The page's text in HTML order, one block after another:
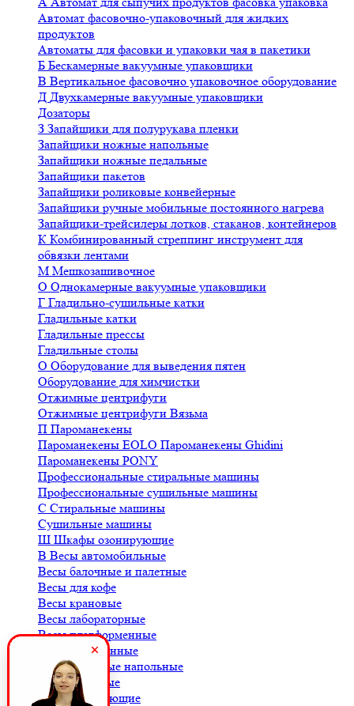
Автомат фасовочно-упаковочный для жидких
продуктов
Автоматы для фасовки и упаковки чая в пакетики
Б Бескамерные вакуумные упаковщики
В Вертикальное фасовочно упаковочное оборудование
Д Двухкамерные вакуумные упаковщики
Дозаторы
З Запайщики для полурукава пленки
Запайщики ножные напольные
Запайщики ножные педальные
Запайщики пакетов
Запайщики роликовые конвейерные
Запайщики ручные мобильные постоянного нагрева
Запайщики-трейсилеры лотков, стаканов, контейнеров
К Комбинированный стреппинг инструмент для
обвязки лентами
М Мешкозашивочное
О Однокамерные вакуумные упаковщики
Г Гладильно-сушильные катки
Гладильные катки
Гладильные прессы
Гладильные столы
О Оборудование для выведения пятен
Оборудование для химчистки
Отжимные центрифуги
Отжимные центрифуги Вязьма
П Пароманекены
Пароманекены EOLO Пароманекены Ghidini
Пароманекены PONY
Профессиональные стиральные машины
Профессиональные сушильные машины
С Стиральные машины
Сушильные машины
Ш Шкафы озонирующие
В Весы автомобильные
Весы балочные и палетные
Весы для кофе
Весы крановые
Весы лабораторные
Весы платформенные
Весы порционные
Весы товарные напольные
Весы торговые
ККомплектующие